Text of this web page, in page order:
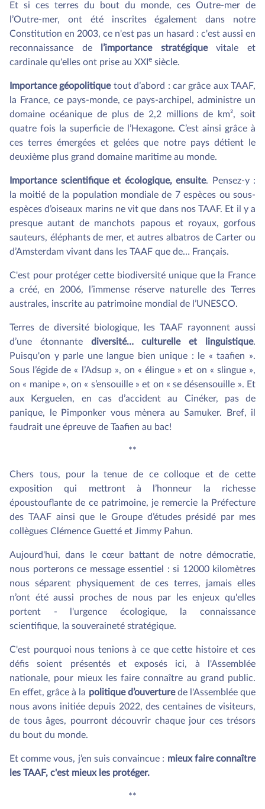
Et si ces terres du bout du monde, ces Outre-mer de
l’Outre-mer, ont été inscrites également dans notre
Constitution en 2003, ce n'est pas un hasard : c'est aussi en
reconnaissance de
l’importance stratégiquevitale et
cardinale qu'elles ont prise au XXI e siècle.
Importance géopolitique tout d’abord : car grâce aux TAAF,
la France, ce pays-monde, ce pays-archipel, administre un
domaine océanique de plus de 2,2 millions de km², soit
quatre fois la superficie de l’Hexagone. C’est ainsi grâce à
ces terres émergées et gelées que notre pays détient le
deuxième plus grand domaine maritime au monde.
Importance scientifique et écologique, ensuite. Pensez-y :
la moitié de la population mondiale de 7 espèces ou sous-
espèces d’oiseaux marins ne vit que dans nos TAAF. Et il y a
presque autant de manchots papous et royaux, gorfous
sauteurs, éléphants de mer, et autres albatros de Carter ou
d’Amsterdam vivant dans les TAAF que de… Français.
C'est pour protéger cette biodiversité unique que la France
a créé, en 2006, l’immense réserve naturelle des Terres
australes, inscrite au patrimoine mondial de l’UNESCO.
Terres de diversité biologique, les TAAF rayonnent aussi
d’une étonnante diversité… culturelle et linguistique.
Puisqu'on y parle une langue bien unique : le « taafien ».
Sous l’égide de « l’Adsup », on « élingue » et on « slingue »,
on « manipe », on « s’ensouille » et on « se désensouille ». Et
aux Kerguelen, en cas d’accident au Cinéker, pas de
panique, le Pimponker vous mènera au Samuker. Bref, il
faudrait une épreuve de Taafien au bac!
**
Chers tous, pour la tenue de ce colloque et de cette
exposition qui mettront à l’honneur la richesse
époustouflante de ce patrimoine, je remercie la Préfecture
des TAAF ainsi que le Groupe d’études présidé par mes
collègues Clémence Guetté et Jimmy Pahun.
Aujourd'hui, dans le cœur battant de notre démocratie,
nous porterons ce message essentiel : si 12000 kilomètres
nous séparent physiquement de ces terres, jamais elles
n’ont été aussi proches de nous par les enjeux qu'elles
portent - l'urgence écologique, la connaissance
scientifique, la souveraineté stratégique.
C'est pourquoi nous tenions à ce que cette histoire et ces
défis soient présentés et exposés ici, à l'Assemblée
nationale, pour mieux les faire connaître au grand public.
En effet, grâce à la politique d’ouverturede l'Assemblée que
nous avons initiée depuis 2022, des centaines de visiteurs,
de tous âges, pourront découvrir chaque jour ces trésors
du bout du monde.
Et comme vous, j’en suis convaincue : mieux faire connaître
les TAAF, c'est mieux les protéger.
**